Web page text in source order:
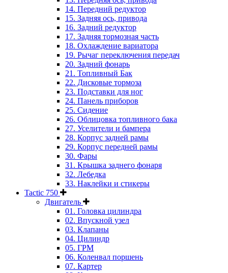
14. Передний редуктор
15. Задняя ось, привода
16. Задний редуктор
17. Задняя тормозная часть
18. Охлаждение вариатора
19. Рычаг переключения передач
20. Задний фонарь
21. Топливный Бак
22. Дисковые тормоза
23. Подставки для ног
24. Панель приборов
25. Сидение
26. Облицовка топливного бака
27. Уселители и бампера
28. Корпус задней рамы
29. Корпус передней рамы
30. Фары
31. Крышка заднего фонаря
32. Лебедка
33. Наклейки и стикеры
Tactic 750
Двигатель
01. Головка цилиндра
02. Впускной узел
03. Клапаны
04. Цилиндр
05. ГРМ
06. Коленвал поршень
07. Картер